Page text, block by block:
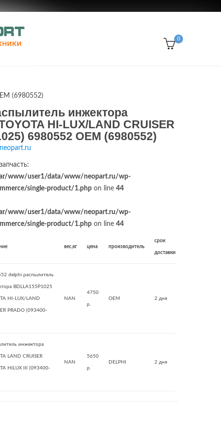
0
(6980552)
инжектора
HI-LUX/LAND CRUISER
6980552 OEM (6980552)
www/user1/data/www/neopart.ru/wp-
single-product/1.php on line 44
www/user1/data/www/neopart.ru/wp-
single-product/1.php on line 44
вес,кг цена производитель
срок
доставки
delphi распылитель
BDLLA155P1025
HI-LUX/LAND
PRADO (093400-
NAN
4750
р.
OEM 2 дня
инжектора
LAND CRUISER
HILUX III (093400-
NAN
5650
р.
DELPHI 2 дня